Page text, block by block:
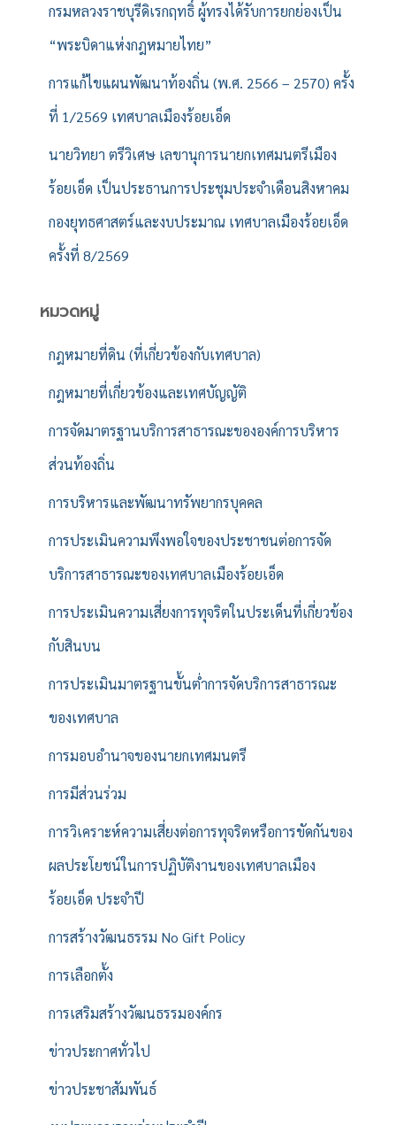
กรมหลวงราชบุรีดิเรกฤทธิ์ ผู้ทรงได้รับการยกย่องเป็น
“พระบิดาแห่งกฎหมายไทย”
การแก้ไขแผนพัฒนาท้องถิ่น (พ.ศ. 2566 – 2570) ครั้ง
ที่ 1/2569 เทศบาลเมืองร้อยเอ็ด
นายวิทยา ตรีวิเศษ เลขานุการนายกเทศมนตรีเมือง
ร้อยเอ็ด เป็นประธานการประชุมประจำเดือนสิงหาคม
กองยุทธศาสตร์และงบประมาณ เทศบาลเมืองร้อยเอ็ด
ครั้งที่ 8/2569
หมวดหมู่
กฎหมายที่ดิน (ที่เกี่ยวข้องกับเทศบาล)
กฎหมายที่เกี่ยวข้องและเทศบัญญัติ
การจัดมาตรฐานบริการสาธารณะขององค์การบริหาร
ส่วนท้องถิ่น
การบริหารและพัฒนาทรัพยากรบุคคล
การประเมินความพึงพอใจของประชาชนต่อการจัด
บริการสาธารณะของเทศบาลเมืองร้อยเอ็ด
การประเมินความเสี่ยงการทุจริตในประเด็นที่เกี่ยวข้อง
กับสินบน
การประเมินมาตรฐานขั้นต่ำการจัดบริการสาธารณะ
ของเทศบาล
การมอบอำนาจของนายกเทศมนตรี
การมีส่วนร่วม
การวิเคราะห์ความเสี่ยงต่อการทุจริตหรือการขัดกันของ
ผลประโยชน์ในการปฏิบัติงานของเทศบาลเมือง
ร้อยเอ็ด ประจำปี
การสร้างวัฒนธรรม No Gift Policy
การเลือกตั้ง
การเสริมสร้างวัฒนธรรมองค์กร
ข่าวประกาศทั่วไป
ข่าวประชาสัมพันธ์